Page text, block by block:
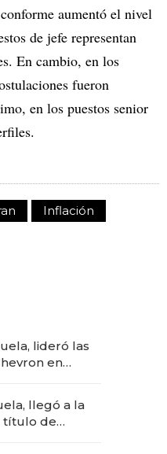
aumentó el nivel
de jefe representan
En cambio, en los
fueron
en los puestos senior
Inflación
lideró las
en
llegó a la
título de